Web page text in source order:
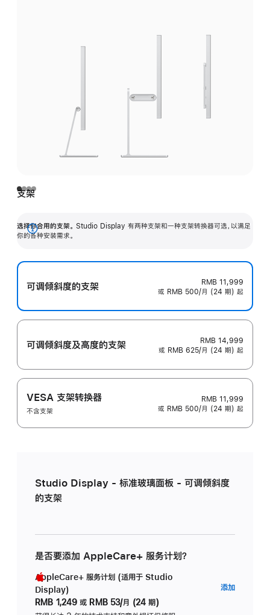
支架
选择你合用的支架。 Studio Display 有两种支架和一种支架转换器可选，以满足
你的各种安装需求。
展
可调倾斜度的支架
RMB 11,999
或 RMB 500/月 (24 期) 起
可调倾斜度及高‍度的支‍架
RMB 14,999
或 RMB 625/月 (24 期) 起
VESA 支架转换器
不含支架
RMB 11,999
或 RMB 500/月 (24 期) 起
Studio Display - 标准玻璃面板 - 可调倾斜度
的支架
是否要添加 AppleCare+ 服务计划？
AppleCare+ 服务计划 (适用于 Studio
Display)
RMB 1,249 或 RMB 53/月 (24 期)
添加